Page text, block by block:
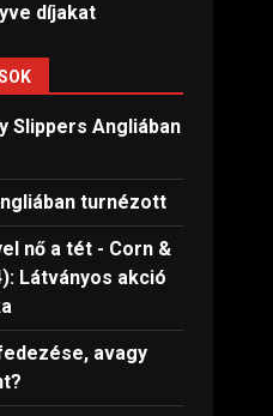
díjakat
Slippers Angliában
turnézott
nő a tét - Corn &
Látványos akció
avagy